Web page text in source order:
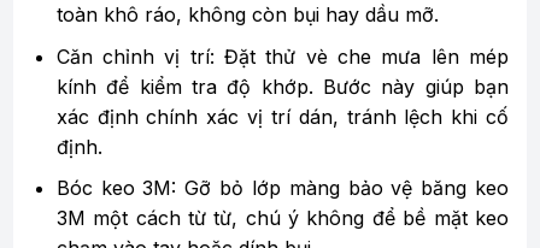
toàn khô ráo, không còn bụi hay dầu mỡ.
Căn chỉnh vị trí: Đặt thử vè che mưa lên mép
kính để kiểm tra độ khớp. Bước này giúp bạn
xác định chính xác vị trí dán, tránh lệch khi cố
định.
Bóc keo 3M: Gỡ bỏ lớp màng bảo vệ băng keo
3M một cách từ từ, chú ý không để bề mặt keo